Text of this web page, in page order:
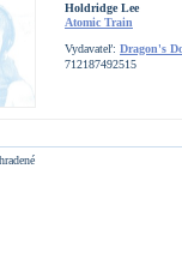
Holdridge Lee
Atomic Train
Vydavateľ: Dragon's
712187492515